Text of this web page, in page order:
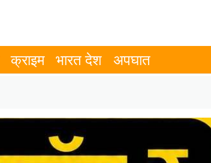
क्राइम भारत देश अपघात